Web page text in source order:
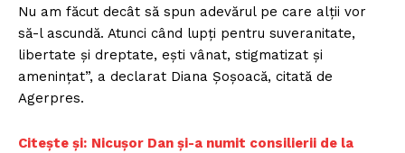
Nu am făcut decât să spun adevărul pe care alții vor
să-l ascundă. Atunci când lupți pentru suveranitate,
libertate și dreptate, ești vânat, stigmatizat și
amenințat”, a declarat Diana Șoșoacă, citată de
Agerpres.
Citește și: Nicușor Dan și-a numit consilierii de la